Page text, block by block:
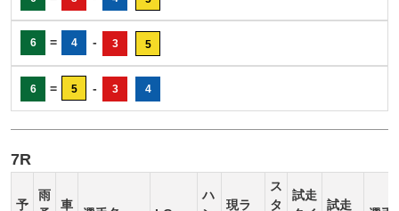
6 = 4 - 3 5
6 = 5 - 3 4
7R
予
雨
車
ハ
現ラ
ス
タ
試走
試走